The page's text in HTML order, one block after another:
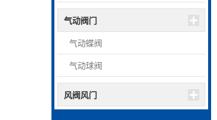
气动阀门
气动蝶阀
气动球阀
风阀风门